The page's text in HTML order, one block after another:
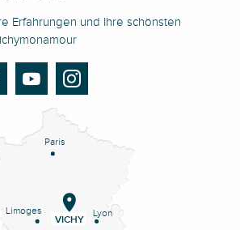
Erfahrungen und Ihre schönsten
Paris
Lyon
Limoges
VICHY